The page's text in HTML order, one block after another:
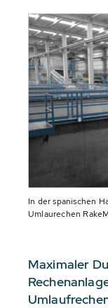
In der spanischen
Umlaurechen
Maximaler